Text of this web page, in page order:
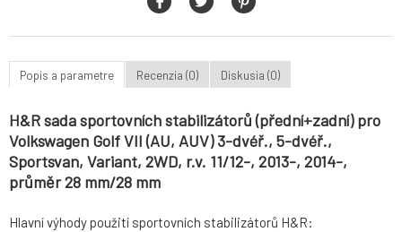
Popis a parametre Recenzia (0) Diskusia (0)
H&R sada sportovních stabilizátorů (přední+zadní) pro
Volkswagen Golf VII (AU, AUV) 3-dvéř., 5-dvéř.,
Sportsvan, Variant, 2WD, r.v. 11/12-, 2013-, 2014-,
průměr 28 mm/28 mm
Hlavní výhody použití sportovních stabilizátorů H&R: